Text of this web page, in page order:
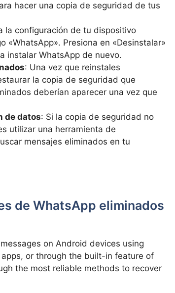
hacer una copia de seguridad de tus
la configuración de tu dispositivo
«WhatsApp». Presiona en «Desinstalar»
instalar WhatsApp de nuevo.
: Una vez que reinstales
la copia de seguridad que
deberían aparecer una vez que
de datos: Si la copia de seguridad no
utilizar una herramienta de
mensajes eliminados en tu
de WhatsApp eliminados
on Android devices using
or through the built-in feature of
the most reliable methods to recover